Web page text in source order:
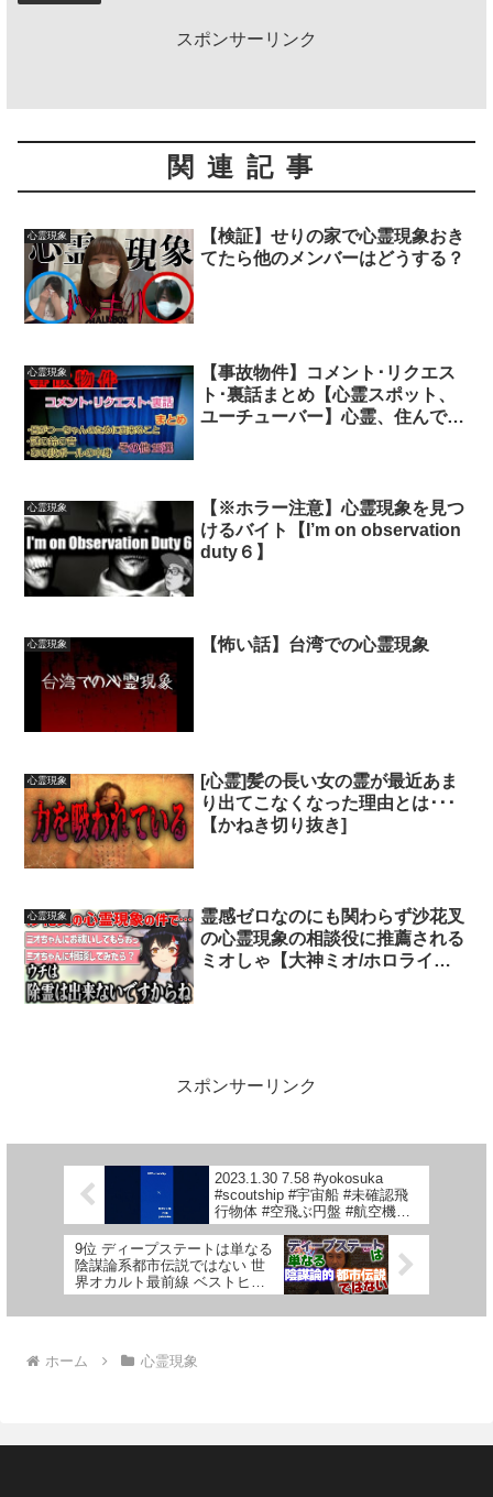
スポンサーリンク
関連記事
心霊現象
【検証】せりの家で心霊現象おき
てたら他のメンバーはどうする？
心霊現象
【事故物件】コメント･リクエス
ト･裏話まとめ【心霊スポット、
ユーチューバー】心霊、住んでみ
怪奇現象、検証、考察
心霊現象
【※ホラー注意】心霊現象を見つ
けるバイト【I’m on observation
duty６】
心霊現象 【怖い話】台湾での心霊現象
心霊現象
[心霊]髪の長い女の霊が最近あま
り出てこなくなった理由とは･･･
【かねき切り抜き]
心霊現象
霊感ゼロなのにも関わらず沙花叉
の心霊現象の相談役に推薦される
ミオしゃ【大神ミオ/ホロライブ/
スポンサーリンク
2023.1.30 7.58 #yokosuka
#scoutship #宇宙船 #未確認飛
行物体 #空飛ぶ円盤 #航空機型
未確認機 #スカウトシップ
#UFO
9位 ディープステートは単なる
陰謀論系都市伝説ではない 世
界オカルト最前線 ベストヒッ
トUSA（うさ）TV vol.9 2023
年1月11日
ホーム 心霊現象